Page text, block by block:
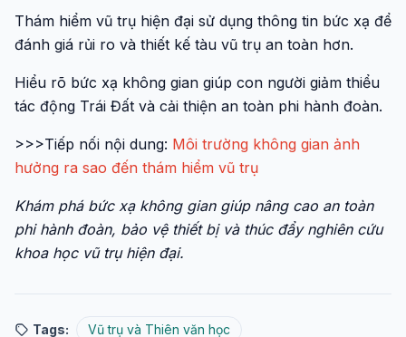
Thám hiểm vũ trụ hiện đại sử dụng thông tin bức xạ để
đánh giá rủi ro và thiết kế tàu vũ trụ an toàn hơn.
Hiểu rõ bức xạ không gian giúp con người giảm thiểu
tác động Trái Đất và cải thiện an toàn phi hành đoàn.
>>>Tiếp nối nội dung: Môi trường không gian ảnh
hưởng ra sao đến thám hiểm vũ trụ
Khám phá bức xạ không gian giúp nâng cao an toàn
phi hành đoàn, bảo vệ thiết bị và thúc đẩy nghiên cứu
khoa học vũ trụ hiện đại.
Tags: Vũ trụ và Thiên văn học